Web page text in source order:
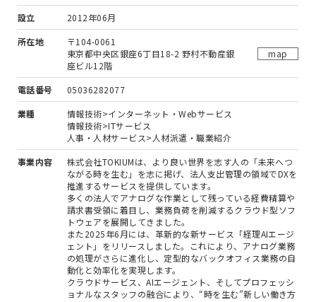
設立
2012年06月
所在地
〒104-0061
東京都中央区銀座6丁目18-2 野村不動産銀
座ビル12階
map
電話番号
05036282077
業種
情報技術>インターネット・Webサービス
情報技術>ITサービス
人事・人材サービス>人材派遣・職業紹介
事業内容
株式会社TOKIUMは、より良い世界を志す人の「未来へつ
ながる時を生む」を志に掲げ、法人支出管理の領域でDXを
推進するサービスを提供しています。
多くの法人でアナログな作業として残っている経費精算や
請求書受領に着目し、業務負荷を削減するクラウド型ソフ
トウェアを展開してきました。
また2025年6月には、革新的な新サービス「経理AIエージ
ェント」をリリースしました。これにより、アナログ業務
の処理がさらに進化し、定型的なバックオフィス業務の自
動化と効率化を実現します。
クラウドサービス、AIエージェント、そしてプロフェッシ
ョナルなスタッフの融合により、“時を生む”新しい働き方